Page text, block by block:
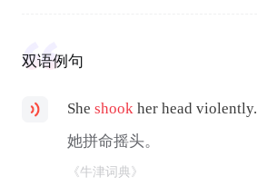
双语例句
Sheshook her head violently.
她拼命摇头。
《牛津词典》